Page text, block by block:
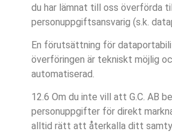
du har lämnat till oss överförda
personuppgiftsansvarig (s.k.
En förutsättning för
överföringen är tekniskt möjlig
automatiserad.
12.6 Om du inte vill att G.C. AB
personuppgifter för direkt
alltid rätt att återkalla ditt